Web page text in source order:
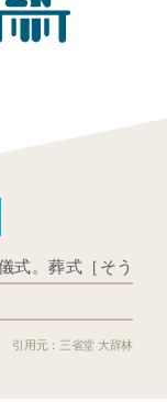
式。葬式［そう
三省堂 大辞林